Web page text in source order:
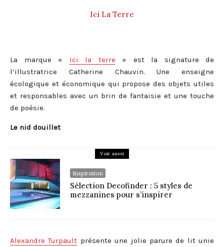
Ici La Terre
La marque « Ici la terre » est la signature de
l’illustratrice Catherine Chauvin. Une enseigne
écologique et économique qui propose des objets utiles
et responsables avec un brin de fantaisie et une touche
de poésie.
Le nid douillet
Voir aussi
Inspiration
Sélection Decofinder : 5 styles de
mezzanines pour s’inspirer
Alexandre Turpault présente une jolie parure de lit unie